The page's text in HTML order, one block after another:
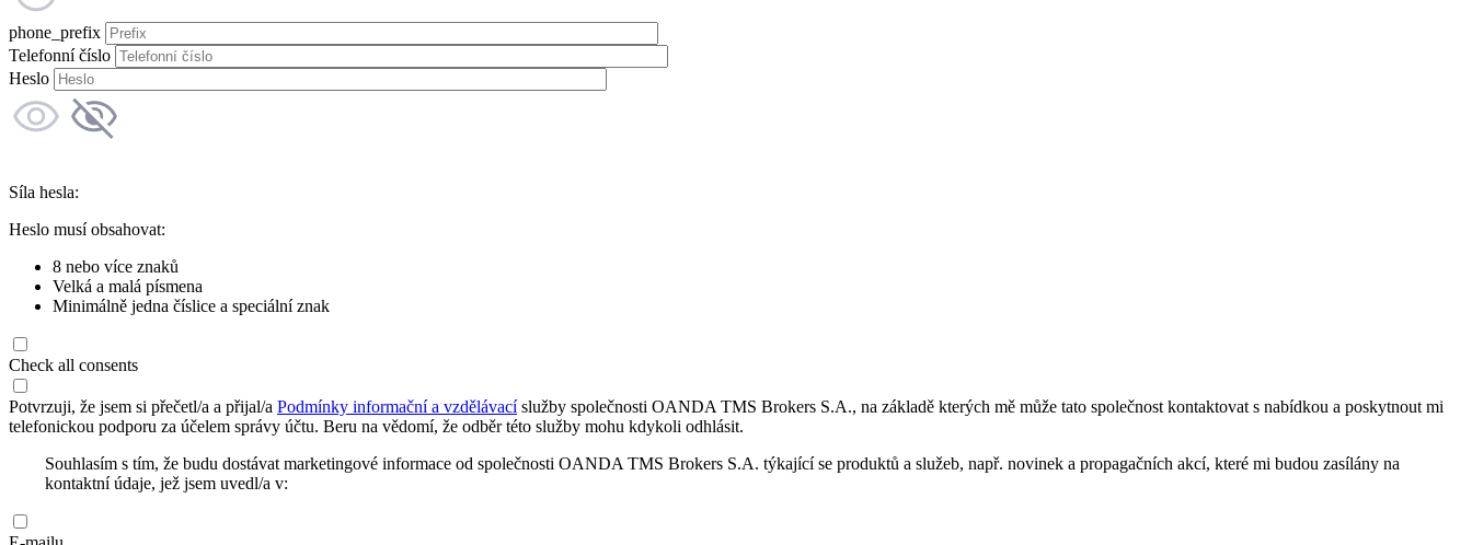
phone_prefix
Telefonní číslo
Heslo
Síla hesla:
Heslo musí obsahovat:
8 nebo více znaků
Velká a malá písmena
Minimálně jedna číslice a speciální znak
Check all consents
Potvrzuji, že jsem si přečetl/a a přijal/a Podmínky informační a vzdělávacíslužby společnosti OANDA TMS Brokers S.A., na základě kterých mě může tato společnost kontaktovat s nabídkou a poskytnout mi
telefonickou podporu za účelem správy účtu. Beru na vědomí, že odběr této služby mohu kdykoli odhlásit.
Souhlasím s tím, že budu dostávat marketingové informace od společnosti OANDA TMS Brokers S.A. týkající se produktů a služeb, např. novinek a propagačních akcí, které mi budou zasílány na
kontaktní údaje, jež jsem uvedl/a v: